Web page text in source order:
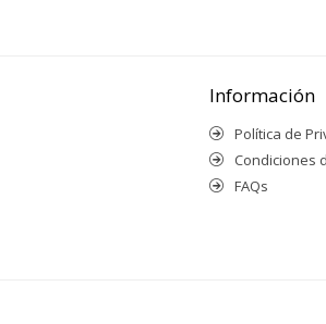
Información
Política de
Condiciones
FAQs